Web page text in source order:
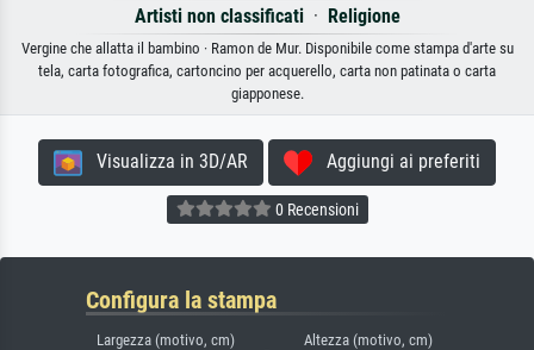
Artisti non classificati· Religione
Vergine che allatta il bambino · Ramon de Mur. Disponibile come stampa d'arte su
tela, carta fotografica, cartoncino per acquerello, carta non patinata o carta
giapponese.
Visualizza in 3D/AR Aggiungi ai preferiti
0 Recensioni
Configura la stampa
Largezza (motivo, cm) Altezza (motivo, cm)